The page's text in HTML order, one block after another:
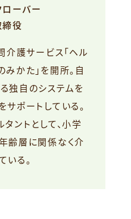
ーバー
役
護サービス「ヘル
かた」を開所。自
独自のシステムを
ポートしている。
ントとして、小学
齢層に関係なく介
る。